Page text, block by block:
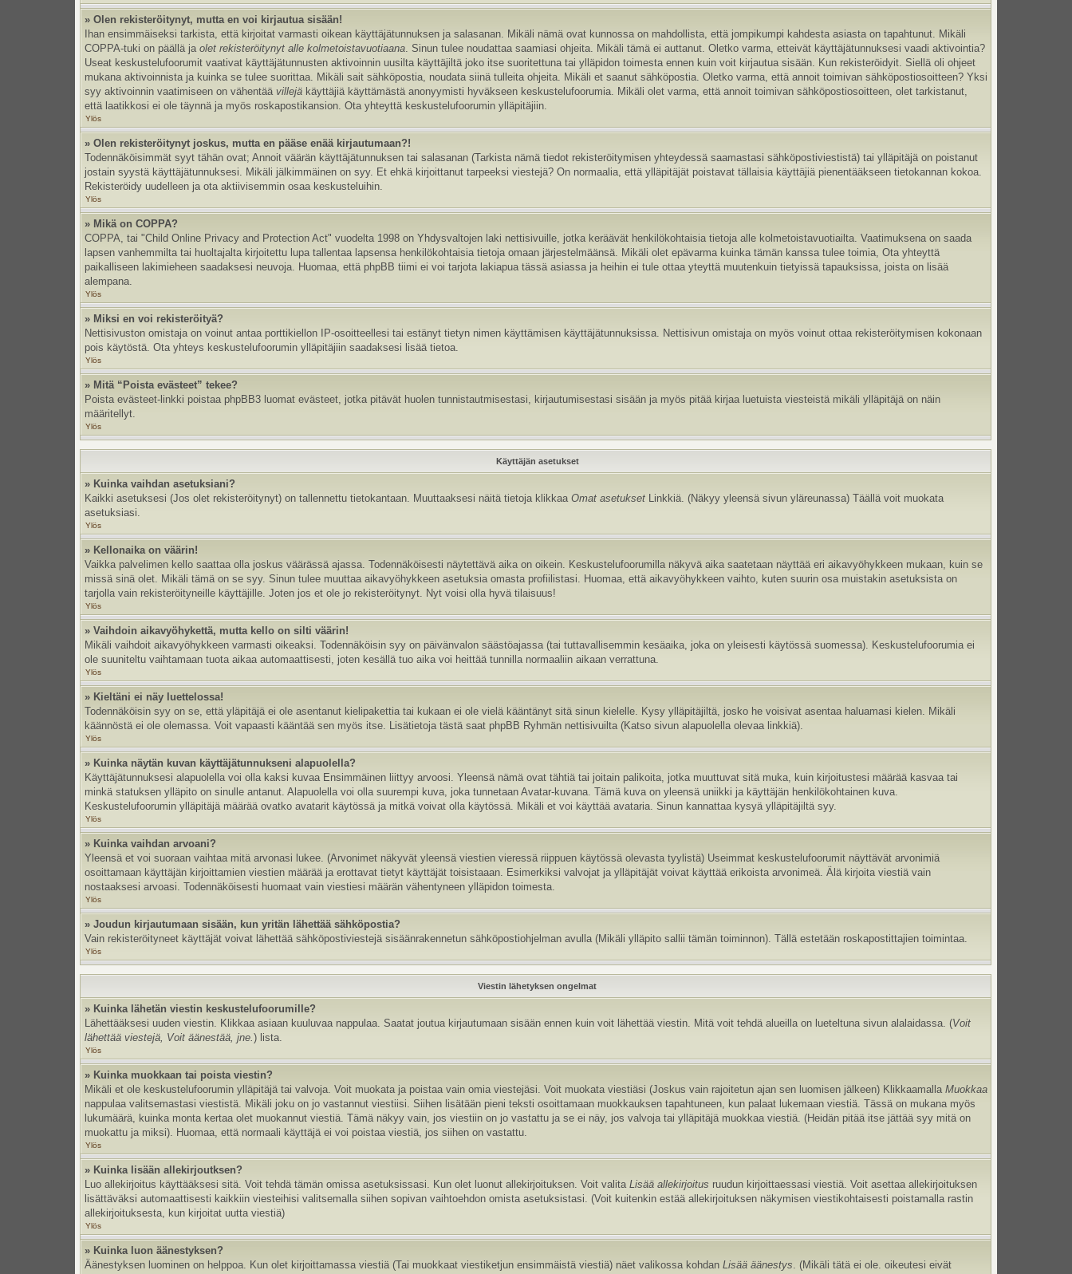
» Olen rekisteröitynyt, mutta en voi kirjautua sisään!
Ihan ensimmäiseksi tarkista, että kirjoitat varmasti oikean käyttäjätunnuksen ja salasanan. Mikäli nämä ovat kunnossa on mahdollista, että jompikumpi kahdesta asiasta on tapahtunut. Mikäli
COPPA-tuki on päällä jaolet rekisteröitynyt alle kolmetoistavuotiaana. Sinun tulee noudattaa saamiasi ohjeita. Mikäli tämä ei auttanut. Oletko varma, etteivät käyttäjätunnuksesi vaadi aktivointia?
Useat keskustelufoorumit vaativat käyttäjätunnusten aktivoinnin uusilta käyttäjiltä joko itse suoritettuna tai ylläpidon toimesta ennen kuin voit kirjautua sisään. Kun rekisteröidyit. Siellä oli ohjeet
mukana aktivoinnista ja kuinka se tulee suorittaa. Mikäli sait sähköpostia, noudata siinä tulleita ohjeita. Mikäli et saanut sähköpostia. Oletko varma, että annoit toimivan sähköpostiosoitteen? Yksi
syy aktivoinnin vaatimiseen on vähentäävillejä käyttäjiä käyttämästä anonyymisti hyväkseen keskustelufoorumia. Mikäli olet varma, että annoit toimivan sähköpostiosoitteen, olet tarkistanut,
että laatikkosi ei ole täynnä ja myös roskapostikansion. Ota yhteyttä keskustelufoorumin ylläpitäjiin.
Ylös
» Olen rekisteröitynyt joskus, mutta en pääse enää kirjautumaan?!
Todennäköisimmät syyt tähän ovat; Annoit väärän käyttäjätunnuksen tai salasanan (Tarkista nämä tiedot rekisteröitymisen yhteydessä saamastasi sähköpostiviestistä) tai ylläpitäjä on poistanut
jostain syystä käyttäjätunnuksesi. Mikäli jälkimmäinen on syy. Et ehkä kirjoittanut tarpeeksi viestejä? On normaalia, että ylläpitäjät poistavat tällaisia käyttäjiä pienentääkseen tietokannan kokoa.
Rekisteröidy uudelleen ja ota aktiivisemmin osaa keskusteluihin.
Ylös
» Mikä on COPPA?
COPPA, tai "Child Online Privacy and Protection Act" vuodelta 1998 on Yhdysvaltojen laki nettisivuille, jotka keräävät henkilökohtaisia tietoja alle kolmetoistavuotiailta. Vaatimuksena on saada
lapsen vanhemmilta tai huoltajalta kirjoitettu lupa tallentaa lapsensa henkilökohtaisia tietoja omaan järjestelmäänsä. Mikäli olet epävarma kuinka tämän kanssa tulee toimia, Ota yhteyttä
paikalliseen lakimieheen saadaksesi neuvoja. Huomaa, että phpBB tiimi ei voi tarjota lakiapua tässä asiassa ja heihin ei tule ottaa yteyttä muutenkuin tietyissä tapauksissa, joista on lisää
alempana.
Ylös
» Miksi en voi rekisteröityä?
Nettisivuston omistaja on voinut antaa porttikiellon IP-osoitteellesi tai estänyt tietyn nimen käyttämisen käyttäjätunnuksissa. Nettisivun omistaja on myös voinut ottaa rekisteröitymisen kokonaan
pois käytöstä. Ota yhteys keskustelufoorumin ylläpitäjiin saadaksesi lisää tietoa.
Ylös
» Mitä “Poista evästeet” tekee?
Poista evästeet-linkki poistaa phpBB3 luomat evästeet, jotka pitävät huolen tunnistautmisestasi, kirjautumisestasi sisään ja myös pitää kirjaa luetuista viesteistä mikäli ylläpitäjä on näin
määritellyt.
Ylös
Käyttäjän asetukset
» Kuinka vaihdan asetuksiani?
Kaikki asetuksesi (Jos olet rekisteröitynyt) on tallennettu tietokantaan. Muuttaaksesi näitä tietoja klikkaaOmat asetukset Linkkiä. (Näkyy yleensä sivun yläreunassa) Täällä voit muokata
asetuksiasi.
Ylös
» Kellonaika on väärin!
Vaikka palvelimen kello saattaa olla joskus väärässä ajassa. Todennäköisesti näytettävä aika on oikein. Keskustelufoorumilla näkyvä aika saatetaan näyttää eri aikavyöhykkeen mukaan, kuin se
missä sinä olet. Mikäli tämä on se syy. Sinun tulee muuttaa aikavyöhykkeen asetuksia omasta profiilistasi. Huomaa, että aikavyöhykkeen vaihto, kuten suurin osa muistakin asetuksista on
tarjolla vain rekisteröityneille käyttäjille. Joten jos et ole jo rekisteröitynyt. Nyt voisi olla hyvä tilaisuus!
Ylös
» Vaihdoin aikavyöhykettä, mutta kello on silti väärin!
Mikäli vaihdoit aikavyöhykkeen varmasti oikeaksi. Todennäköisin syy on päivänvalon säästöajassa (tai tuttavallisemmin kesäaika, joka on yleisesti käytössä suomessa). Keskustelufoorumia ei
ole suuniteltu vaihtamaan tuota aikaa automaattisesti, joten kesällä tuo aika voi heittää tunnilla normaaliin aikaan verrattuna.
Ylös
» Kieltäni ei näy luettelossa!
Todennäköisin syy on se, että yläpitäjä ei ole asentanut kielipakettia tai kukaan ei ole vielä kääntänyt sitä sinun kielelle. Kysy ylläpitäjiltä, josko he voisivat asentaa haluamasi kielen. Mikäli
käännöstä ei ole olemassa. Voit vapaasti kääntää sen myös itse. Lisätietoja tästä saat phpBB Ryhmän nettisivuilta (Katso sivun alapuolella olevaa linkkiä).
Ylös
» Kuinka näytän kuvan käyttäjätunnukseni alapuolella?
Käyttäjätunnuksesi alapuolella voi olla kaksi kuvaa Ensimmäinen liittyy arvoosi. Yleensä nämä ovat tähtiä tai joitain palikoita, jotka muuttuvat sitä muka, kuin kirjoitustesi määrää kasvaa tai
minkä statuksen ylläpito on sinulle antanut. Alapuolella voi olla suurempi kuva, joka tunnetaan Avatar-kuvana. Tämä kuva on yleensä uniikki ja käyttäjän henkilökohtainen kuva.
Keskustelufoorumin ylläpitäjä määrää ovatko avatarit käytössä ja mitkä voivat olla käytössä. Mikäli et voi käyttää avataria. Sinun kannattaa kysyä ylläpitäjiltä syy.
Ylös
» Kuinka vaihdan arvoani?
Yleensä et voi suoraan vaihtaa mitä arvonasi lukee. (Arvonimet näkyvät yleensä viestien vieressä riippuen käytössä olevasta tyylistä) Useimmat keskustelufoorumit näyttävät arvonimiä
osoittamaan käyttäjän kirjoittamien viestien määrää ja erottavat tietyt käyttäjät toisistaaan. Esimerkiksi valvojat ja ylläpitäjät voivat käyttää erikoista arvonimeä. Älä kirjoita viestiä vain
nostaaksesi arvoasi. Todennäköisesti huomaat vain viestiesi määrän vähentyneen ylläpidon toimesta.
Ylös
» Joudun kirjautumaan sisään, kun yritän lähettää sähköpostia?
Vain rekisteröityneet käyttäjät voivat lähettää sähköpostiviestejä sisäänrakennetun sähköpostiohjelman avulla (Mikäli ylläpito sallii tämän toiminnon). Tällä estetään roskapostittajien toimintaa.
Ylös
Viestin lähetyksen ongelmat
» Kuinka lähetän viestin keskustelufoorumille?
Lähettääksesi uuden viestin. Klikkaa asiaan kuuluvaa nappulaa. Saatat joutua kirjautumaan sisään ennen kuin voit lähettää viestin. Mitä voit tehdä alueilla on lueteltuna sivun alalaidassa. (Voit
lähettää viestejä, Voit äänestää, jne.) lista.
Ylös
» Kuinka muokkaan tai poista viestin?
Mikäli et ole keskustelufoorumin ylläpitäjä tai valvoja. Voit muokata ja poistaa vain omia viestejäsi. Voit muokata viestiäsi (Joskus vain rajoitetun ajan sen luomisen jälkeen) KlikkaamallaMuokkaa
nappulaa valitsemastasi viestistä. Mikäli joku on jo vastannut viestiisi. Siihen lisätään pieni teksti osoittamaan muokkauksen tapahtuneen, kun palaat lukemaan viestiä. Tässä on mukana myös
lukumäärä, kuinka monta kertaa olet muokannut viestiä. Tämä näkyy vain, jos viestiin on jo vastattu ja se ei näy, jos valvoja tai ylläpitäjä muokkaa viestiä. (Heidän pitää itse jättää syy mitä on
muokattu ja miksi). Huomaa, että normaali käyttäjä ei voi poistaa viestiä, jos siihen on vastattu.
Ylös
» Kuinka lisään allekirjoutksen?
Luo allekirjoitus käyttääksesi sitä. Voit tehdä tämän omissa asetuksissasi. Kun olet luonut allekirjoituksen. Voit valitaLisää allekirjoitus ruudun kirjoittaessasi viestiä. Voit asettaa allekirjoituksen
lisättäväksi automaattisesti kaikkiin viesteihisi valitsemalla siihen sopivan vaihtoehdon omista asetuksistasi. (Voit kuitenkin estää allekirjoituksen näkymisen viestikohtaisesti poistamalla rastin
allekirjoituksesta, kun kirjoitat uutta viestiä)
Ylös
» Kuinka luon äänestyksen?
Äänestyksen luominen on helppoa. Kun olet kirjoittamassa viestiä (Tai muokkaat viestiketjun ensimmäistä viestiä) näet valikossa kohdanLisää äänestys. (Mikäli tätä ei ole. oikeutesi eivät